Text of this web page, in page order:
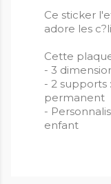
Ce sticker
adore les
Cette
- 3
- 2 supports
permanent
-
enfant